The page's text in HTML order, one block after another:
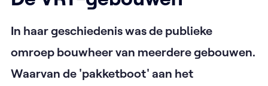
In haar geschiedenis was de publieke
omroep bouwheer van meerdere gebouwen.
Waarvan de 'pakketboot' aan het